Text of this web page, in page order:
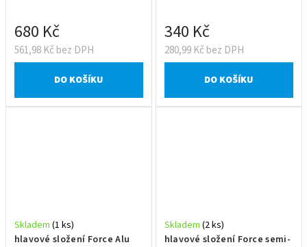
561,98 Kč bez DPH
680 Kč
DO KOŠÍKU
280,99 Kč bez DPH
340 Kč
DO KOŠÍKU
hlavové složení Force Alu
Skladem (1 ks)
hlavové složení Force semi-
Skladem (2 ks)